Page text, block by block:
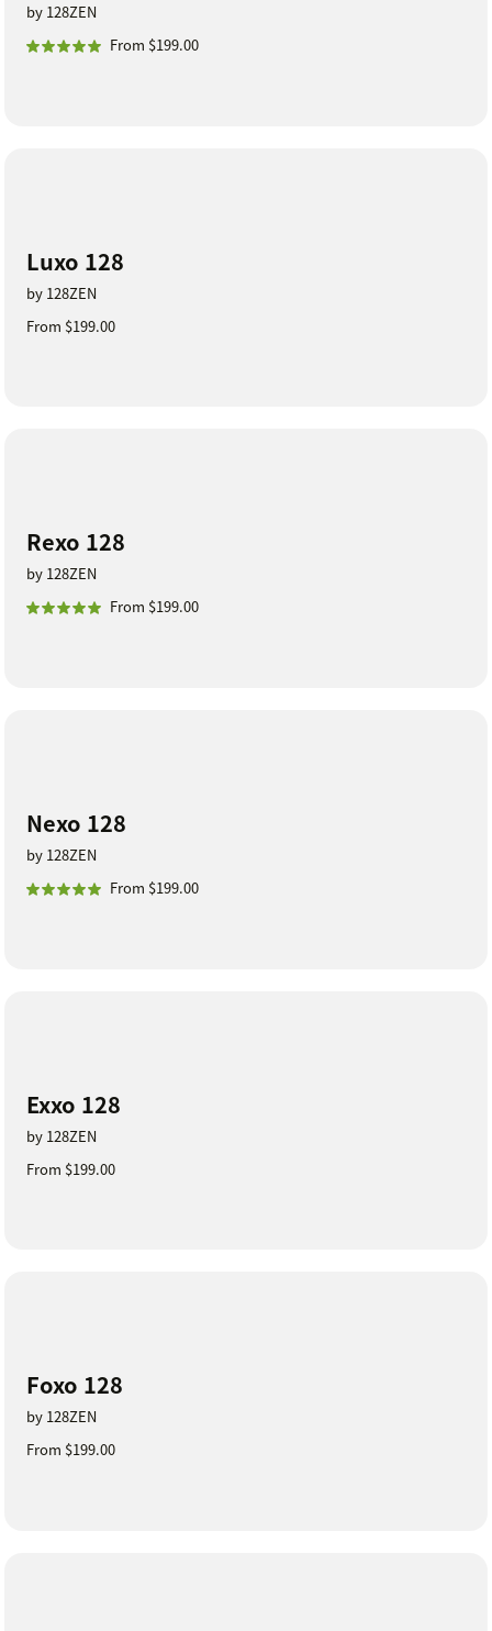
by 128ZEN
From $199.00
Luxo 128
by 128ZEN
From $199.00
Rexo 128
by 128ZEN
From $199.00
Nexo 128
by 128ZEN
From $199.00
Exxo 128
by 128ZEN
From $199.00
Foxo 128
by 128ZEN
From $199.00